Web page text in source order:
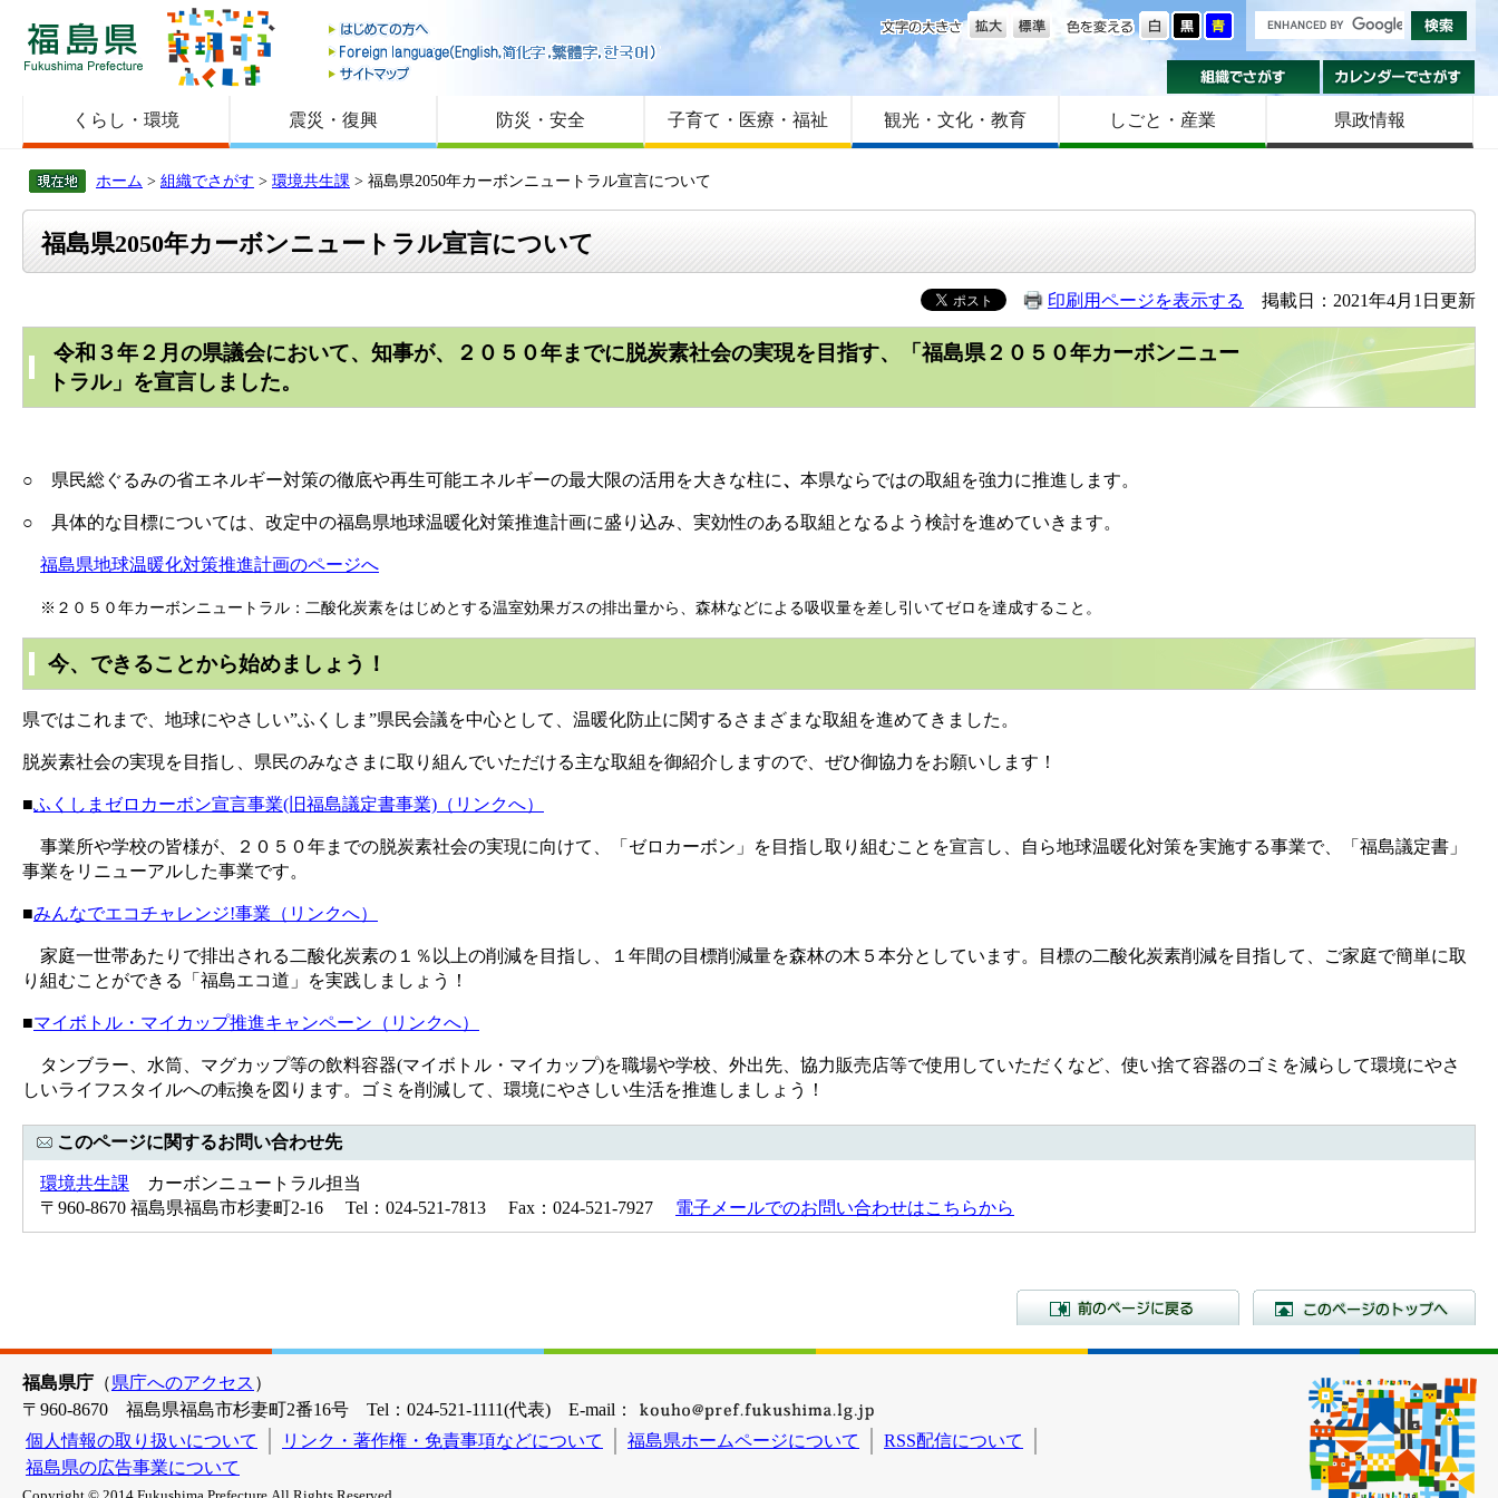
福島県
はじめての方へ
Foreign language
サイトマップ
色を変える
文字の大きさ
組織でさがす
くらし・環境 震災・復興 防災・安全 子育て・医療・福祉 観光・文化・教育 しごと・産業 県政情報
ホーム > 組織でさがす > 環境共生課 > 福島県2050年カーボンニュートラル宣言について
福島県2050年カーボンニュートラル宣言について
印刷用ページを表示する 掲載日：2021年4月1日更新
令和３年２月の県議会において、知事が、２０５０年までに脱炭素社会の実現を目指す、「福島県２０５０年カーボンニュー
トラル」を宣言しました。
○ 県民総ぐるみの省エネルギー対策の徹底や再生可能エネルギーの最大限の活用を大きな柱に、 本県ならではの取組を強力に推進します。
○ 具体的な目標については、改定中の福島県地球温暖化対策推進計画に盛り込み、実効性のある取組となるよう検討を進めていきます。
福島県地球温暖化対策推進計画のページへ
※２０５０年カーボンニュートラル：二酸化炭素をはじめとする温室効果ガスの排出量から、森林などによる吸収量を差し引いてゼロを達成すること。
今、できることから始めましょう！
県ではこれまで、地球にやさしい”ふくしま”県民会議を中心として、温暖化防止に関するさまざまな取組を進めてきました。
脱炭素社会の実現を目指し、県民のみなさまに取り組んでいただける主な取組を御紹介しますので、ぜひ御協力をお願いします！
■ふくしまゼロカーボン宣言事業(旧福島議定書事業)（リンクへ）
事業所や学校の皆様が、２０５０年までの脱炭素社会の実現に向けて、「ゼロカーボン」を目指し取り組むことを宣言し、自ら地球温暖化対策を実施する事業で、「福島議定書」
事業をリニューアルした事業です。
■みんなでエコチャレンジ!事業（リンクへ）
家庭一世帯あたりで排出される二酸化炭素の１％以上の削減を目指し、１年間の目標削減量を森林の木５本分としています。目標の二酸化炭素削減を目指して、ご家庭で簡単に取
り組むことができる「福島エコ道」を実践しましょう！
■マイボトル・マイカップ推進キャンペーン（リンクへ）
タンブラー、水筒、マグカップ等の飲料容器(マイボトル・マイカップ)を職場や学校、外出先、協力販売店等で使用していただくなど、使い捨て容器のゴミを減らして環境にやさ
しいライフスタイルへの転換を図ります。ゴミを削減して、環境にやさしい生活を推進しましょう！
このページに関するお問い合わせ先
環境共生課 カーボンニュートラル担当
〒960-8670 福島県福島市杉妻町2-16 Tel：024-521-7813 Fax：024-521-7927 電子メールでのお問い合わせはこちらから
前のページに戻る
福島県庁 （県庁へのアクセス ）
〒960-8670 福島県福島市杉妻町2番16号 Tel：024-521-1111(代表) E-mail：
個人情報の取り扱いについて
リンク・著作権・免責事項などについて 福島県ホームページについて
RSS配信について
福島県の広告事業について